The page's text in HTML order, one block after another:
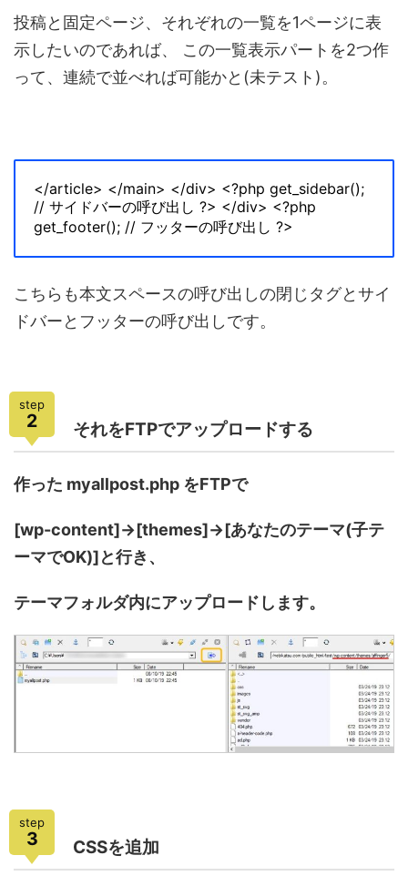
投稿と固定ページ、それぞれの一覧を1ページに表
示したいのであれば、
この一覧表示パートを2つ作
って、連続で並べれば可能かと(未テスト)。
</article> </main> </div> <?php get_sidebar();
// サイドバーの呼び出し ?> </div> <?php
get_footer(); // フッターの呼び出し ?>
こちらも本文スペースの呼び出しの閉じタグとサイ
ドバーとフッターの呼び出しです。
step
2 それをFTPでアップロードする
作った myallpost.php をFTPで
[wp-content]→[themes]→[あなたのテーマ(子テ
ーマでOK)]と行き、
テーマフォルダ内にアップロードします。
step
3 CSSを追加